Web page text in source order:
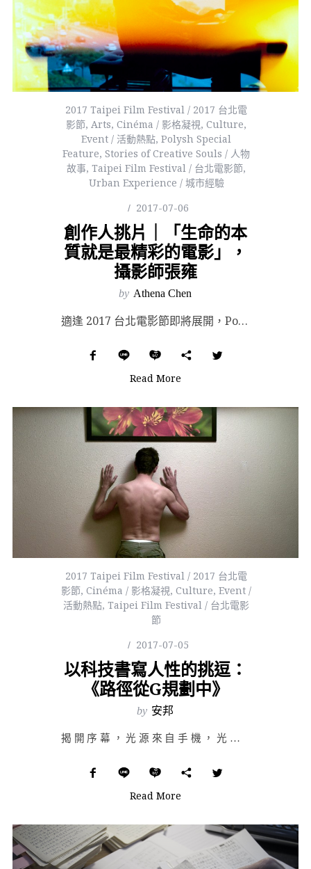
2017 Taipei Film Festival / 2017 台北電
影節,Arts,Cinéma / 影格凝視,Culture,
Event / 活動熱點,Polysh Special
Feature,Stories of Creative Souls / 人物
故事,Taipei Film Festival / 台北電影節,
Urban Experience / 城市經驗
2017-07-06
創作人挑片｜「生命的本
質就是最精彩的電影」，
攝影師張雍
by Athena Chen
適逢 2017 台北電影節即將展開，Polysh 在書寫、音樂、表演藝術與攝影等等領域，邀請幾位愛看...
Read More
2017 Taipei Film Festival / 2017 台北電
影節,Cinéma / 影格凝視,Culture,Event /
活動熱點,Taipei Film Festival / 台北電影
節
2017-07-05
以科技書寫人性的挑逗：
《路徑從G規劃中》
by 安邦
揭開序幕，光源來自手機，光的投射方向，是一具半裸熟睡的男體。隨後，手機主人帶上輕便的行囊——行囊微不…
Read More